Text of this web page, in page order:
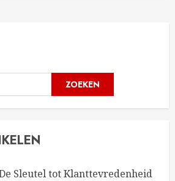
ZOEKEN
Sleutel tot Klanttevredenheid